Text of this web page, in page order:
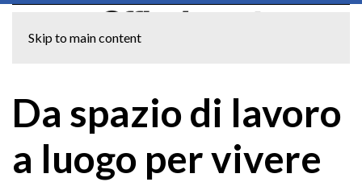
Skip to main content
Da spazio di lavoro
a luogo per vivere